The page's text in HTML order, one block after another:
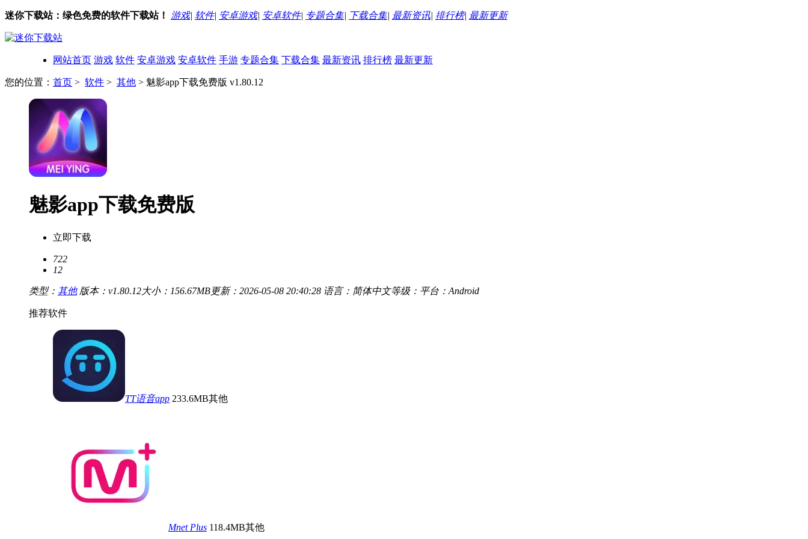
迷你下载站：绿色免费的软件下载站！ 游戏| 软件| 安卓游戏| 安卓软件| 专题合集| 下载合集| 最新资讯| 排行榜| 最新更新
网站首页 游戏 软件 安卓游戏 安卓软件 手游 专题合集 下载合集 最新资讯 排行榜 最新更新
您的位置： 首页 > 软件 > 其他 > 魅影app下载免费版 v1.80.12
魅影app下载免费版
立即下载
722
12
类型： 其他 版本：v1.80.12大小：156.67MB更新：2026-05-08 20:40:28 语言：简体中文等级： 平台：Android
推荐软件
TT语音app 233.6MB其他
Mnet Plus 118.4MB其他